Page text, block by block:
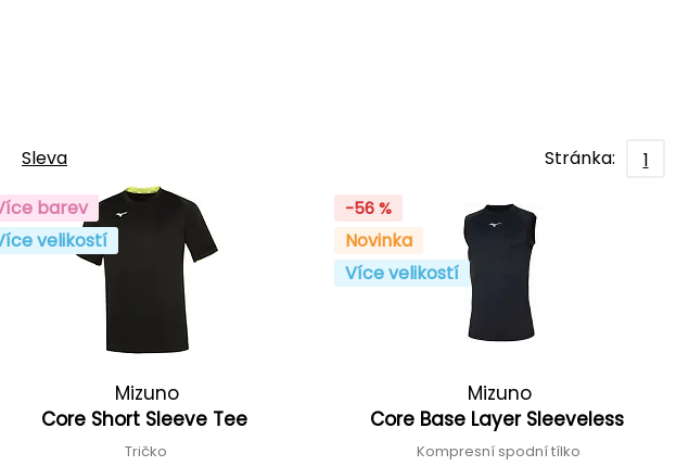
Sleva Stránka: 1
barev
velikostí
Mizuno
Core Short Sleeve Tee
Tričko
-56 %
Novinka
Více velikostí
Mizuno
Core Base Layer Sleeveless
Kompresní spodní tílko